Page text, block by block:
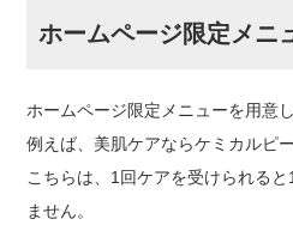
ホームページ限定メニ
ホームページ限定メニューを用意
例えば、美肌ケアならケミカルピ
こちらは、1回ケアを受けられる
ません。